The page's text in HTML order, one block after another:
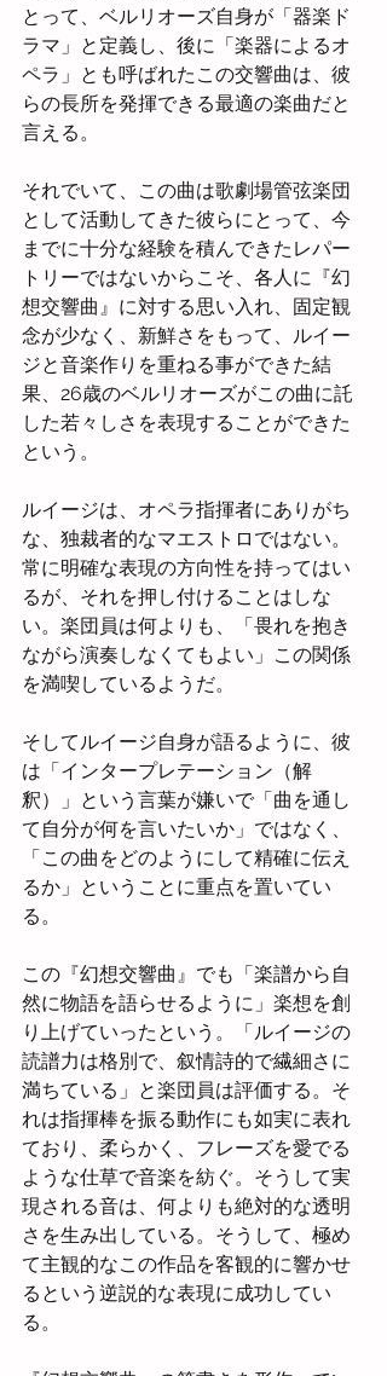
とって、ベルリオーズ自身が「器楽ド
ラマ」と定義し、後に「楽器によるオ
ペラ」とも呼ばれたこの交響曲は、彼
らの長所を発揮できる最適の楽曲だと
言える。
それでいて、この曲は歌劇場管弦楽団
として活動してきた彼らにとって、今
までに十分な経験を積んできたレパー
トリーではないからこそ、各人に『幻
想交響曲』に対する思い入れ、固定観
念が少なく、新鮮さをもって、ルイー
ジと音楽作りを重ねる事ができた結
果、26歳のベルリオーズがこの曲に託
した若々しさを表現することができた
という。
ルイージは、オペラ指揮者にありがち
な、独裁者的なマエストロではない。
常に明確な表現の方向性を持ってはい
るが、それを押し付けることはしな
い。楽団員は何よりも、「畏れを抱き
ながら演奏しなくてもよい」この関係
を満喫しているようだ。
そしてルイージ自身が語るように、彼
は「インタープレテーション（解
釈）」という言葉が嫌いで「曲を通し
て自分が何を言いたいか」ではなく、
「この曲をどのようにして精確に伝え
るか」ということに重点を置いてい
る。
この『幻想交響曲』でも「楽譜から自
然に物語を語らせるように」楽想を創
り上げていったという。「ルイージの
読譜力は格別で、叙情詩的で繊細さに
満ちている」と楽団員は評価する。そ
れは指揮棒を振る動作にも如実に表れ
ており、柔らかく、フレーズを愛でる
ような仕草で音楽を紡ぐ。そうして実
現される音は、何よりも絶対的な透明
さを生み出している。そうして、極め
て主観的なこの作品を客観的に響かせ
るという逆説的な表現に成功してい
る。